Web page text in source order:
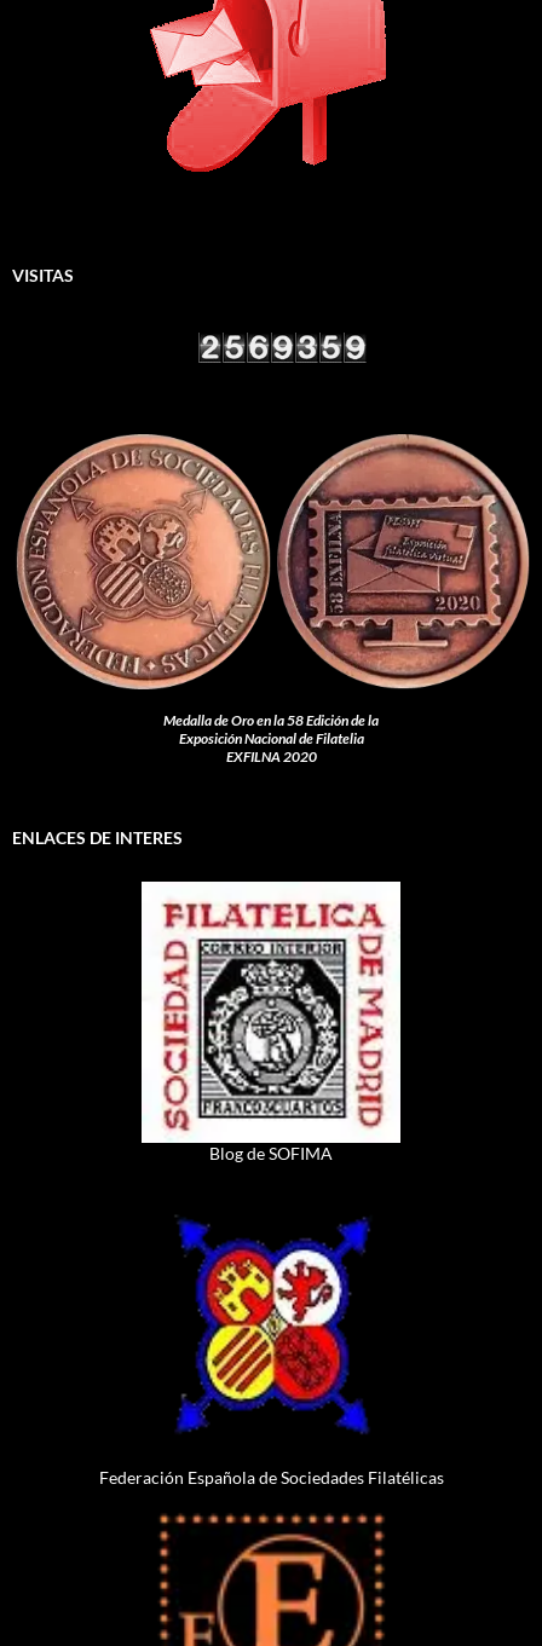
VISITAS
Medalla de Oro en la 58 Edición de la
Exposición Nacional de Filatelia
EXFILNA 2020
ENLACES DE INTERES
Blog de SOFIMA
Federación Española de Sociedades Filatélicas